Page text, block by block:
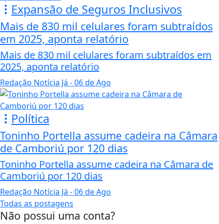
Expansão de Seguros Inclusivos
Mais de 830 mil celulares foram subtraídos
em 2025, aponta relatório
Mais de 830 mil celulares foram subtraídos em
2025, aponta relatório
Redação Notícia Já - 06 de Ago
Política
Toninho Portella assume cadeira na Câmara
de Camboriú por 120 dias
Toninho Portella assume cadeira na Câmara de
Camboriú por 120 dias
Redação Notícia Já - 06 de Ago
Todas as postagens
Não possui uma conta?